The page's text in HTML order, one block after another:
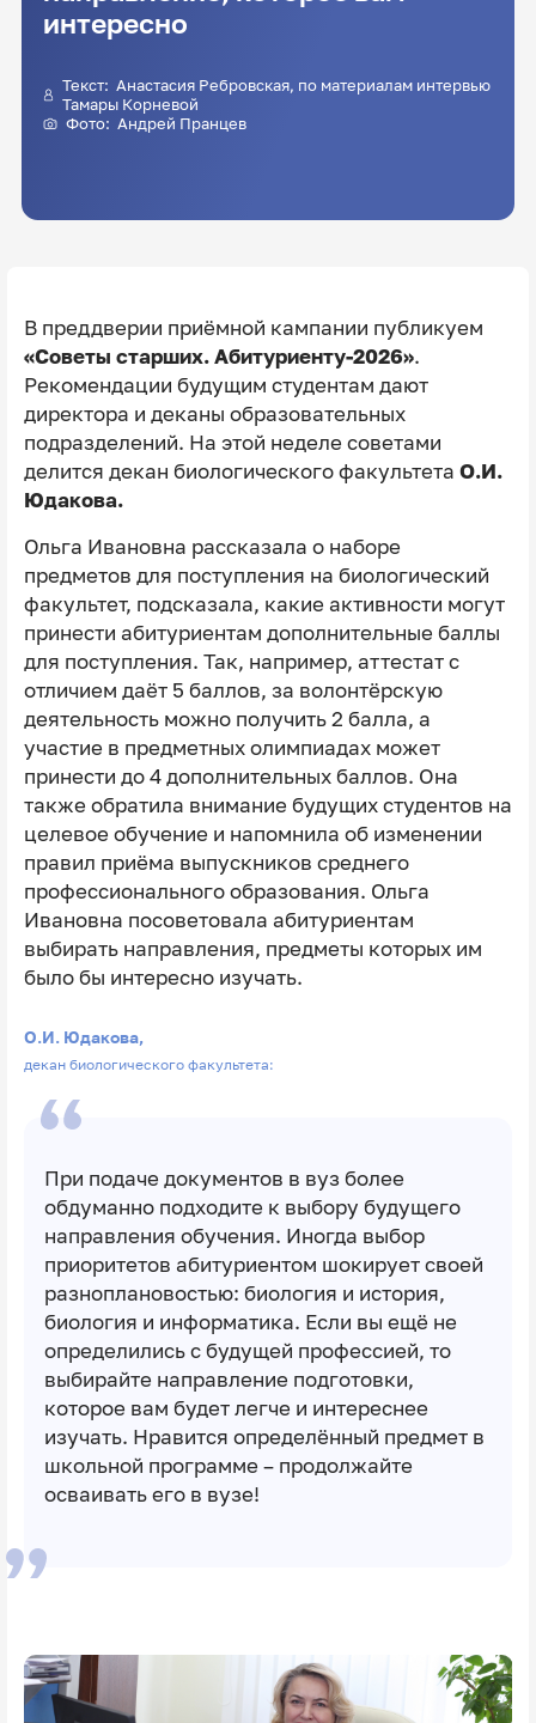
интересно
Текст:Анастасия Ребровская, по материалам интервью
Тамары Корневой
Фото: Андрей Пранцев
В преддверии приёмной кампании публикуем
«Советы старших. Абитуриенту-2026».
Рекомендации будущим студентам дают
директора и деканы образовательных
подразделений. На этой неделе советами
делится декан биологического факультета О.И.
Юдакова.
Ольга Ивановна рассказала о наборе
предметов для поступления на биологический
факультет, подсказала, какие активности могут
принести абитуриентам дополнительные баллы
для поступления. Так, например, аттестат с
отличием даёт 5 баллов, за волонтёрскую
деятельность можно получить 2 балла, а
участие в предметных олимпиадах может
принести до 4 дополнительных баллов. Она
также обратила внимание будущих студентов на
целевое обучение и напомнила об изменении
правил приёма выпускников среднего
профессионального образования. Ольга
Ивановна посоветовала абитуриентам
выбирать направления, предметы которых им
было бы интересно изучать.
О.И. Юдакова,
декан биологического факультета:
При подаче документов в вуз более
обдуманно подходите к выбору будущего
направления обучения. Иногда выбор
приоритетов абитуриентом шокирует своей
разноплановостью: биология и история,
биология и информатика. Если вы ещё не
определились с будущей профессией, то
выбирайте направление подготовки,
которое вам будет легче и интереснее
изучать. Нравится определённый предмет в
школьной программе – продолжайте
осваивать его в вузе!